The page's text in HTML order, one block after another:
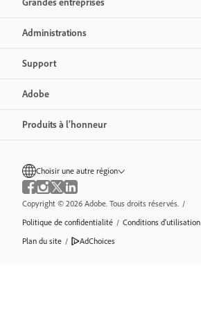
Administrations
Support
Adobe
Produits à l’honneur
Choisir une autre région
Copyright © 2026 Adobe. Tous droits réservés. /
Politique de confidentialité / Conditions d’utilisation
Plan du site / AdChoices